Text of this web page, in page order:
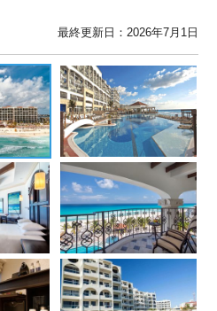
最終更新日：2026年7月1日